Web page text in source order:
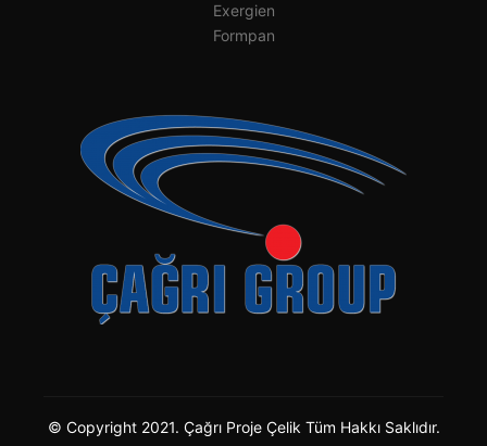
Exergien
Formpan
© Copyright 2021. Çağrı Proje Çelik Tüm Hakkı Saklıdır.